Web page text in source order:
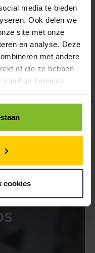
media te bieden
Ook delen we
site met onze
en analyse. Deze
met andere
of die ze hebben
hun services.
cookies
bestellijst maken.
en snel producten
u terugvinden in uw
administratie!